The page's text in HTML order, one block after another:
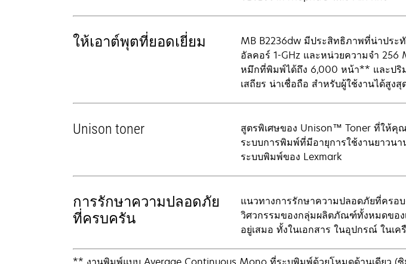
ให้เอาต์พุตที่ยอดเยี่ยม
MB B2236dw มีประสิทธิภาพที่น่าประ
อัลคอร์ 1-GHz และหน่วยความจำ 256
หมึกที่พิมพ์ได้ถึง 6,000 หน้า** และปริ
เสถียร น่าเชื่อถือ สำหรับผู้ใช้งานได้สูงสุ
Unison toner
สูตรพิเศษของ Unison™ Toner ที่ให้คุ
ระบบการพิมพ์ที่มีอายุการใช้งานยาวน
ระบบพิมพ์ของ Lexmark
การรักษาความปลอดภัย
ที่ครบครัน
แนวทางการรักษาความปลอดภัยที่คร
วิศวกรรมของกลุ่มผลิตภัณฑ์ทั้งหมดขอ
อยู่เสมอ ทั้งในเอกสาร ในอุปกรณ์ ในเ